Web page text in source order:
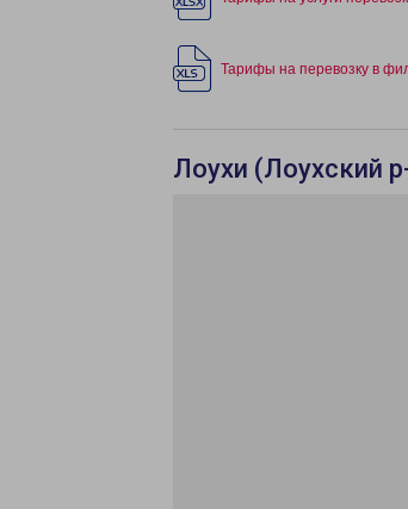
Тарифы на перевозку в
Лоухи (Лоухский